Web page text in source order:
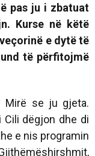
pas ju i zbatuat
Kurse në këtë
e dytë të
të përfitojmë
Mirë se ju gjeta.
dëgjon dhe di
e nis programin